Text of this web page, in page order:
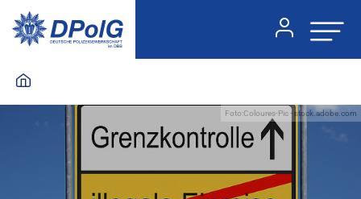
Foto:Coloures-Pic - stock.adobe.com